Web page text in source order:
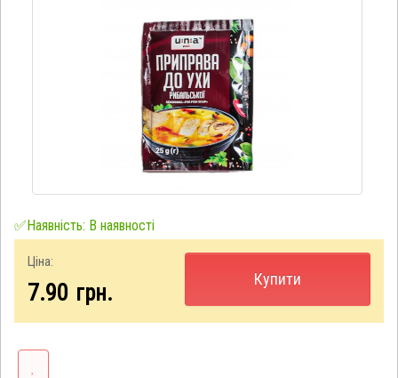
✅Наявність: В наявності
Ціна:
7.90 грн.
Купити